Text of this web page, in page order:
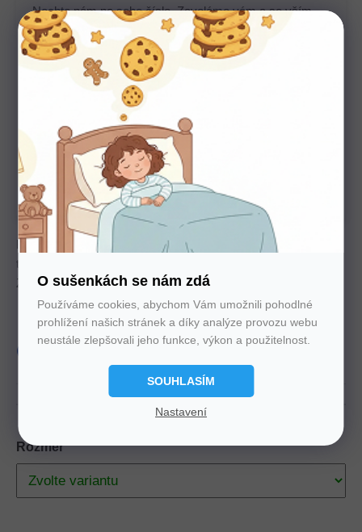
O sušenkách se nám zdá
Používáme cookies, abychom Vám umožnili pohodlné
prohlížení našich stránek a díky analýze provozu webu
neustále zlepšovali jeho funkce, výkon a použitelnost.
SOUHLASÍM
Nastavení
Nechte nám na sebe číslo. Zavoláme vám a se vším
poradíme
U nás nakupujte bez starostí
Autorizovaný prodejce všech značek. 100%
záruka. Záruční i pozáruční servis.
Rozměr
Kvalitní lamelový rošt s vysokou nosností, nastavitelnou
tuhostí ve střední části a pevnou bukovou konstrukcí.
Zajišťuje stabilní oporu a delší životnost matrace.
28
Lamely 150 Kg
Nosnost
Slovenský